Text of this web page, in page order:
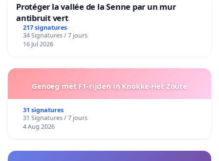
Protéger la vallée de la Senne par un mur
antibruit vert
217 signatures
34 Signatures / 7 jours
16 Jul 2026
Genoeg met F1-rijden in Knokke-Het Zoute
31 signatures
31 Signatures / 7 jours
4 Aug 2026